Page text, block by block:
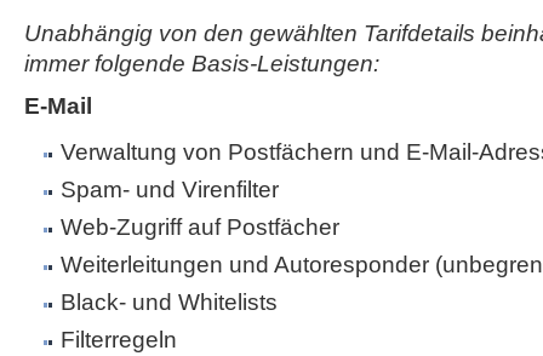
Unabhängig von den gewählten Tarifdetails
immer folgende Basis-Leistungen:
E-Mail
Verwaltung von Postfächern und E-Mail-
Spam- und Virenfilter
Web-Zugriff auf Postfächer
Weiterleitungen und Autoresponder
Black- und Whitelists
Filterregeln